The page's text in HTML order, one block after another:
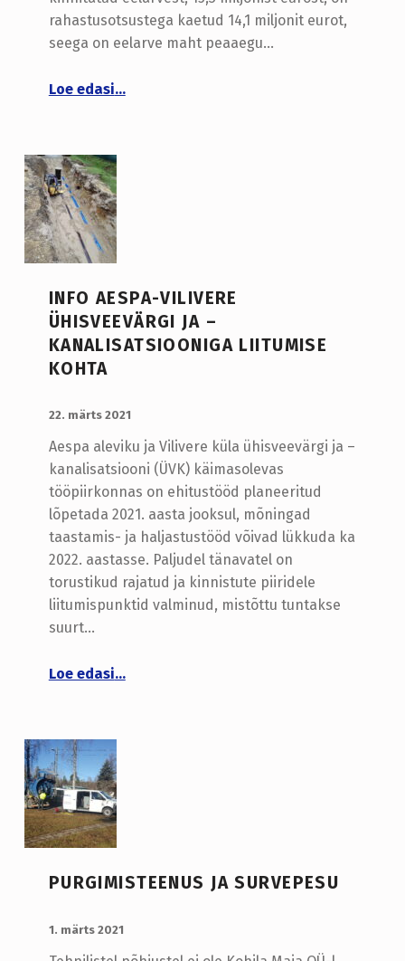
rahastusotsustega kaetud 14,1 miljonit eurot,
seega on eelarve maht peaaegu…
Loe edasi“KIK lõpetab taotluste vastuvõtu eraisikute ühisveevärgi ja -kanalisatsiooni rajamise toetamiseks 20. aprillil 2021”
…
INFO AESPA-VILIVERE
ÜHISVEEVÄRGI JA –
KANALISATSIOONIGA LIITUMISE
KOHTA
22. märts 2021
Aespa aleviku ja Vilivere küla ühisveevärgi ja –
kanalisatsiooni (ÜVK) käimasolevas
tööpiirkonnas on ehitustööd planeeritud
lõpetada 2021. aasta jooksul, mõningad
taastamis- ja haljastustööd võivad lükkuda ka
2022. aastasse. Paljudel tänavatel on
torustikud rajatud ja kinnistute piiridele
liitumispunktid valminud, mistõttu tuntakse
suurt…
Loe edasi“Info Aespa-Vilivere ühisveevärgi ja –kanalisatsiooniga liitumise kohta”
…
PURGIMISTEENUS JA SURVEPESU
1. märts 2021